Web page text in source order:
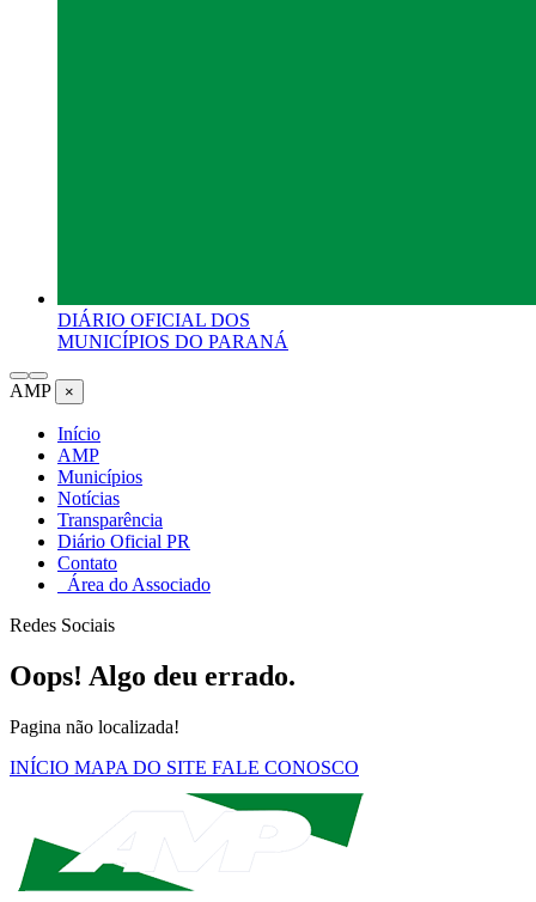
DIÁRIO OFICIAL DOS
MUNICÍPIOS DO PARANÁ
AMP ×
Início
AMP
Municípios
Notícias
Transparência
Diário Oficial PR
Contato
Área do Associado
Redes Sociais
Oops! Algo deu errado.
Pagina não localizada!
INÍCIO MAPA DO SITE FALE CONOSCO